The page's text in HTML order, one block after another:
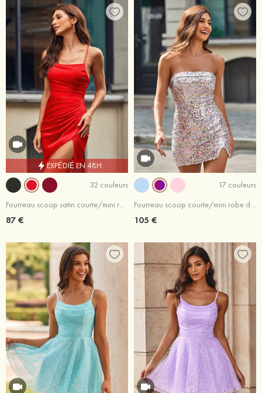
EXPÉDIÉ EN 48H
32 couleurs
Fourreau scoop satin courte/mini robe de fête de la rentrée
87 €
17 couleurs
Fourreau scoop courte/mini robe de fête de la rentrée robe de fête de la rentrée
105 €